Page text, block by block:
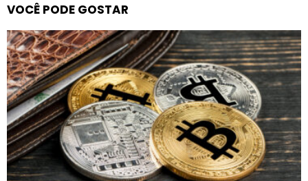
VOCÊ PODE GOSTAR